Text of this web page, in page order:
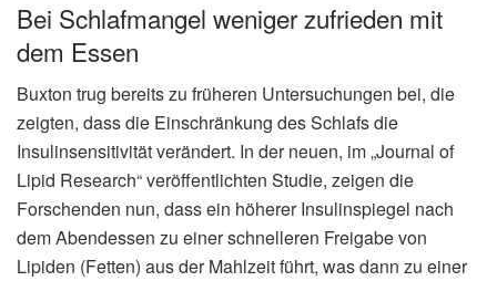
Bei Schlafmangel weniger zufrieden mit
dem Essen
Buxton trug bereits zu früheren Untersuchungen bei, die
zeigten, dass die Einschränkung des Schlafs die
Insulinsensitivität verändert. In der neuen, im „Journal of
Lipid Research“ veröffentlichten Studie, zeigen die
Forschenden nun, dass ein höherer Insulinspiegel nach
dem Abendessen zu einer schnelleren Freigabe von
Lipiden (Fetten) aus der Mahlzeit führt, was dann zu einer